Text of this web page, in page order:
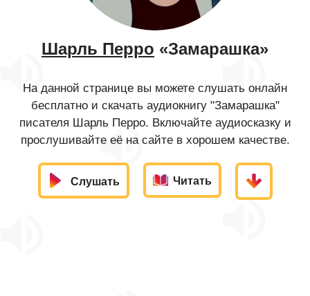
Шарль Перро «Замарашка»
На данной странице вы можете слушать онлайн
бесплатно и скачать аудиокнигу "Замарашка"
писателя Шарль Перро. Включайте аудиосказку и
прослушивайте её на сайте в хорошем качестве.
Слушать Читать